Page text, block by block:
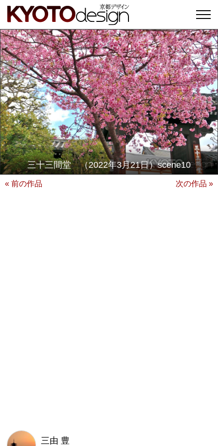
三十三間堂 （2022年3月21日）scene10
« 前の作品 次の作品 »
三由 豊